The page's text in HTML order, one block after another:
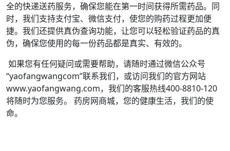
全的快递送药服务，确保您能在第一时间获得所需药品。同
时，我们支持支付宝、微信支付，使您的购药过程更加便
捷。我们还提供真伪查询功能，让您可以轻松验证药品的真
伪，确保您使用的每一份药品都是真实、有效的。
如果您有任何疑问或需要帮助，请随时通过微信公众号
“yaofangwangcom”联系我们，或访问我们的官方网站
www.yaofangwang.com，我们的客服热线400-8810-120
将随时为您服务。 药房网商城，您的健康生活，我们的使
命。